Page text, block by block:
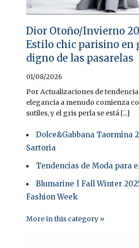
Dior Otoño/Invierno
Estilo chic parisino en
digno de las pasarelas
01/08/2026
Por Actualizaciones de
elegancia a menudo comienza
sutiles, y el gris perla se está [...]
Dolce&Gabbana Taormina
Sartoria
Tendencias de Moda para
Blumarine | Fall Winter
Fashion Week
More in this category »